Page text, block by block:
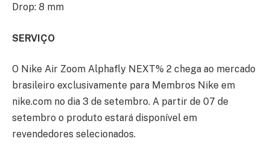
Drop: 8 mm
SERVIÇO
O Nike Air Zoom Alphafly NEXT% 2 chega ao mercado
brasileiro exclusivamente para Membros Nike em
nike.com no dia 3 de setembro. A partir de 07 de
setembro o produto estará disponível em
revendedores selecionados.